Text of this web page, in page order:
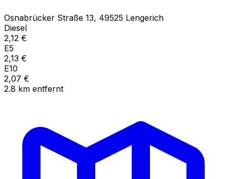
Osnabrücker Straße 13, 49525 Lengerich
Diesel
2,12 €
E5
2,13 €
E10
2,07 €
2.8 km entfernt